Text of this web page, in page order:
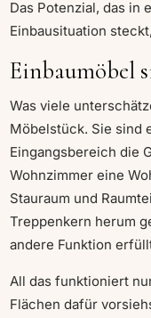
Das Potenzial, das in
Einbausituation
Einbaumöbel
Was viele
Möbelstück. Sie sind
Eingangsbereich die
Wohnzimmer eine
Stauraum und
Treppenkern herum
andere Funktion
All das funktioniert
Flächen dafür